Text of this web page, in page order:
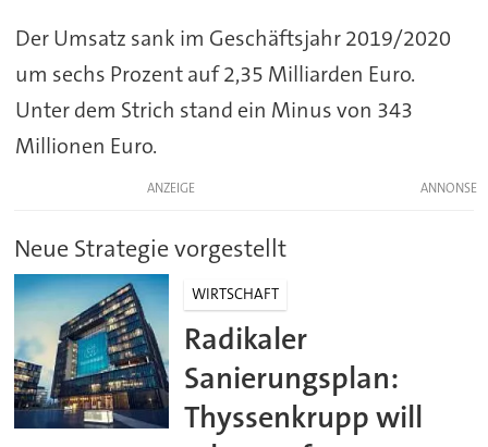
Der Umsatz sank im Geschäftsjahr 2019/2020
um sechs Prozent auf 2,35 Milliarden Euro.
Unter dem Strich stand ein Minus von 343
Millionen Euro.
ANZEIGE
Neue Strategie vorgestellt
WIRTSCHAFT
Radikaler
Sanierungsplan:
Thyssenkrupp will